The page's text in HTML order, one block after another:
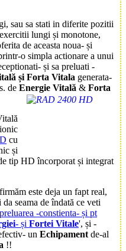
sau sa stati in diferite pozitii
lungi și monotone,
de aceasta noua- și
o simpla actionare a unui
și sa preluati -
și Forta Vitala generata-
de Energie Vitală & Forta
cu
și
tip HD încorporat și integrat
este deja un fapt real,
seama de îndată ce veti
-constienta- și pt
- și Fortei Vitale', și -
un Echipamentde-al
!!